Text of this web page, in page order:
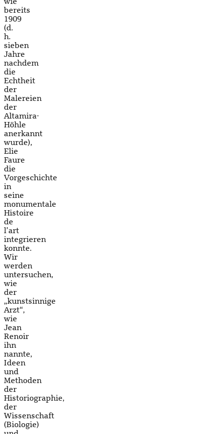
bereits
1909
(d.
h.
sieben
Jahre
nachdem
die
Echtheit
der
Malereien
der
Altamira-
Höhle
anerkannt
wurde),
Elie
Faure
die
Vorgeschichte
in
seine
monumentale
Histoire
de
l’art
integrieren
konnte.
Wir
werden
untersuchen,
wie
der
„kunstsinnige
Arzt“,
wie
Jean
Renoir
ihn
nannte,
Ideen
und
Methoden
der
Historiographie,
der
Wissenschaft
(Biologie)